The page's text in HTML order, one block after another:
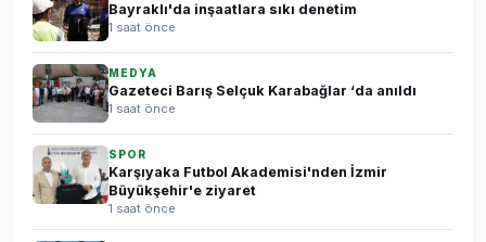
Bayraklı'da inşaatlara sıkı denetim
1 saat önce
MEDYA
Gazeteci Barış Selçuk Karabağlar ‘da anıldı
1 saat önce
SPOR
Karşıyaka Futbol Akademisi'nden İzmir
Büyükşehir'e ziyaret
1 saat önce